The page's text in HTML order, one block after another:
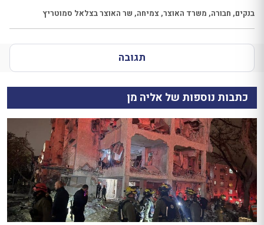
בנקים, חבורה, משרד האוצר, צמיחה, שר האוצר בצלאל סמוטריץ
תגובה
כתבות נוספות של אליה מן